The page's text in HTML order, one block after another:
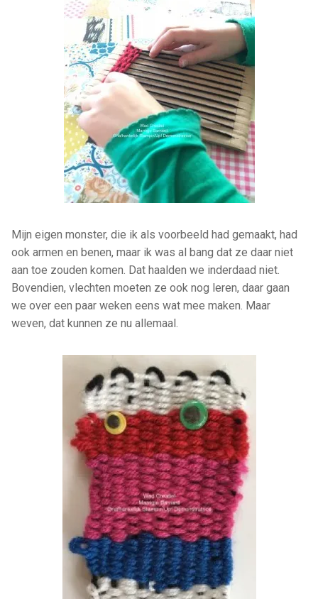
Mijn eigen monster, die ik als voorbeeld had gemaakt, had
ook armen en benen, maar ik was al bang dat ze daar niet
aan toe zouden komen. Dat haalden we inderdaad niet.
Bovendien, vlechten moeten ze ook nog leren, daar gaan
we over een paar weken eens wat mee maken. Maar
weven, dat kunnen ze nu allemaal.